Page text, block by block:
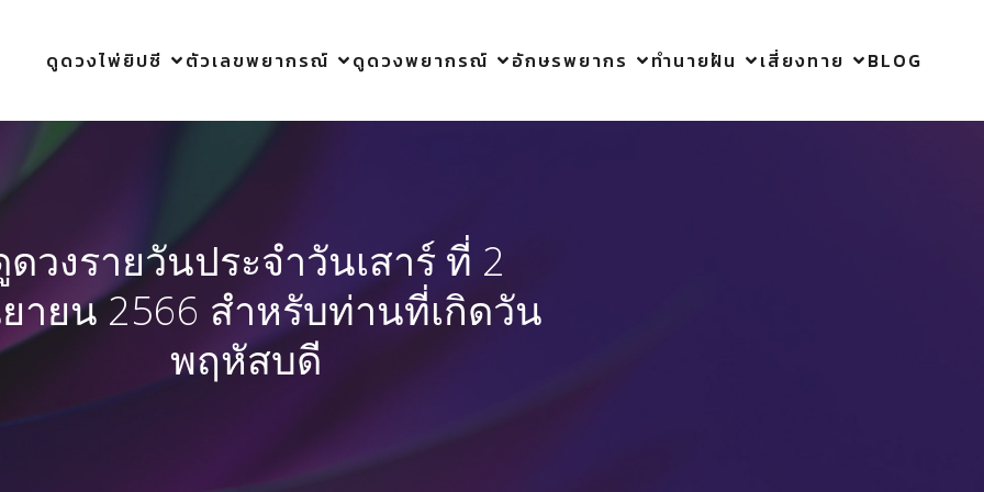
ดูดวงไพ่ยิปซี ตัวเลขพยากรณ์ ดูดวงพยากรณ์ อักษรพยากร ทำนายฝัน เสี่ยงทาย BLOG
วงรายวันประจำวันเสาร์ ที่ 2
ายน 2566 สำหรับท่านที่เกิดวัน
พฤหัสบดี